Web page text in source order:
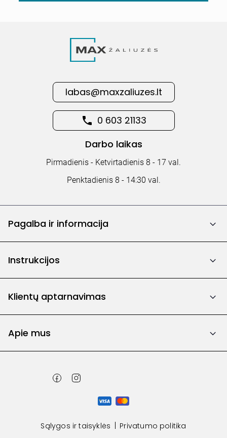
labas@maxzaliuzes.lt
0 603 21133
Darbo laikas
Pirmadienis - Ketvirtadienis 8 - 17 val.
Penktadienis 8 - 14:30 val.
Pagalba ir informacija
Instrukcijos
Klientų aptarnavimas
Apie mus
Sąlygos ir taisyklės Privatumo politika